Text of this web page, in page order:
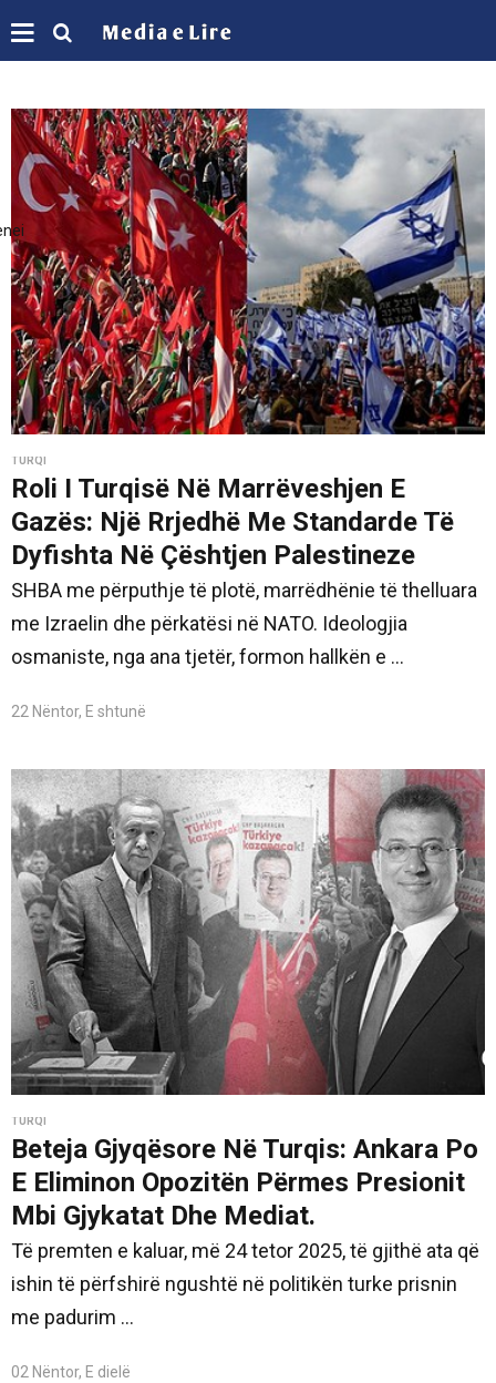
TURQI
Roli I Turqisë Në Marrëveshjen E
Gazës: Një Rrjedhë Me Standarde Të
Dyfishta Në Çështjen Palestineze
SHBA me përputhje të plotë, marrëdhënie të thelluara
me Izraelin dhe përkatësi në NATO. Ideologjia
osmaniste, nga ana tjetër, formon hallkën e ...
22 Nëntor, E shtunë
TURQI
Beteja Gjyqësore Në Turqis: Ankara Po
E Eliminon Opozitën Përmes Presionit
Mbi Gjykatat Dhe Mediat.
Të premten e kaluar, më 24 tetor 2025, të gjithë ata që
ishin të përfshirë ngushtë në politikën turke prisnin
me padurim ...
02 Nëntor, E dielë